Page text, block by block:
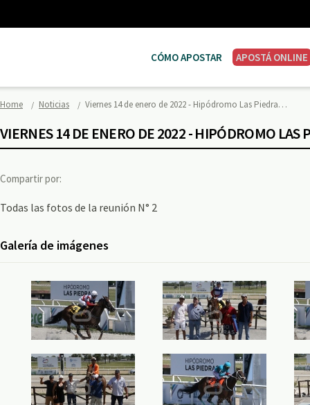
CÓMO APOSTAR APOSTÁ ONLINE
Home Noticias Viernes 14 de enero de 2022 - Hipódromo Las Piedra…
VIERNES 14 DE ENERO DE 2022 - HIPÓDROMO LAS
Compartir por:
Todas las fotos de la reunión N° 2
Galería de imágenes